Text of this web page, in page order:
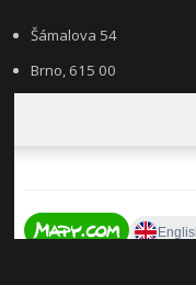
Šámalova 54
Brno, 615 00